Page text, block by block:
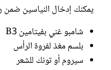
يمكنك إدخال النياسين ضمن
شامبو غني بفيتامين B3
بلسم مغذ لفروة الرأس
سيروم أو تونك للشعر